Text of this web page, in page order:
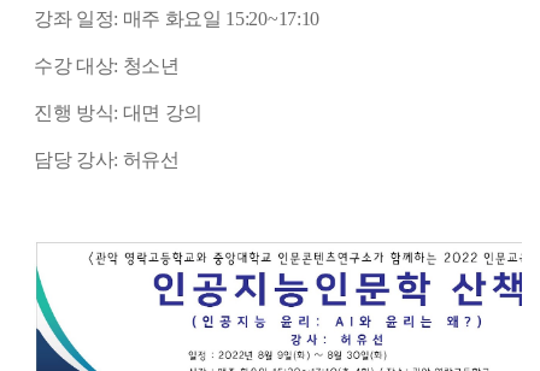
강좌 일정: 매주 화요일 15:20~17:10
수강 대상: 청소년
진행 방식: 대면 강의
담당 강사: 허유선